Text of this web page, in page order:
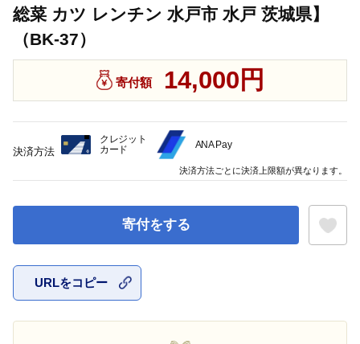
総菜 カツ レンチン 水戸市 水戸 茨城県】
（BK-37）
寄付額 14,000円
寄付をする
URLをコピー
決済方法
クレジット
カード
ANA Pay
決済方法ごとに決済上限額が異なります。